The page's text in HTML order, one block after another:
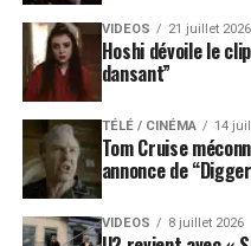
VIDEOS 21 juillet 2026
Hoshi dévoile le
dansant”
TÉLÉ / CINÉMA 14
Tom Cruise
annonce de
VIDEOS 8 juillet 2026